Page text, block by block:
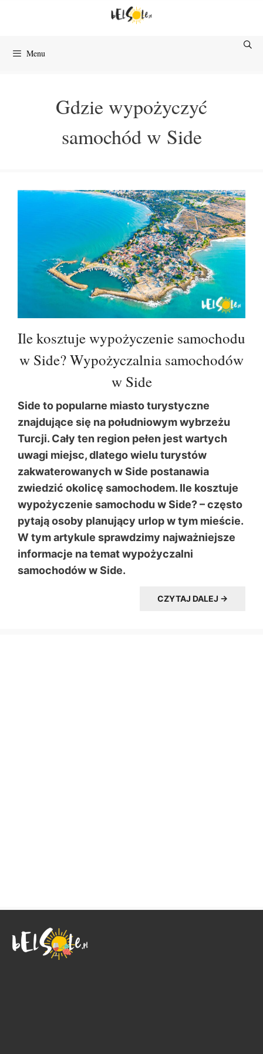
Menu
Gdzie wypożyczyć
samochód w Side
Ile kosztuje wypożyczenie samochodu
w Side? Wypożyczalnia samochodów
w Side
Side to popularne miasto turystyczne
znajdujące się na południowym wybrzeżu
Turcji. Cały ten region pełen jest wartych
uwagi miejsc, dlatego wielu turystów
zakwaterowanych w Side postanawia
zwiedzić okolicę samochodem. Ile kosztuje
wypożyczenie samochodu w Side? – często
pytają osoby planujący urlop w tym mieście.
W tym artykule sprawdzimy najważniejsze
informacje na temat wypożyczalni
samochodów w Side.
CZYTAJ DALEJ →